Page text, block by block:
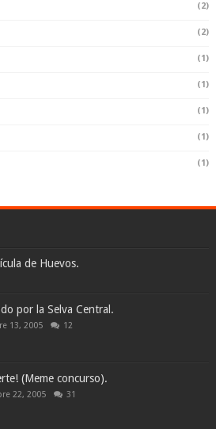
(2)
(2)
(1)
(1)
(1)
(1)
(1)
de Huevos.
por la Selva Central.
13, 2005 12
(Meme concurso).
22, 2005 31